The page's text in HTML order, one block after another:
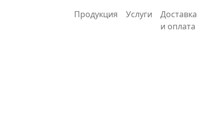
Продукция Услуги
Доставка
и оплата